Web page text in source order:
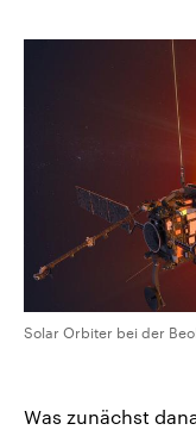
Solar Orbiter bei der
Was zunächst